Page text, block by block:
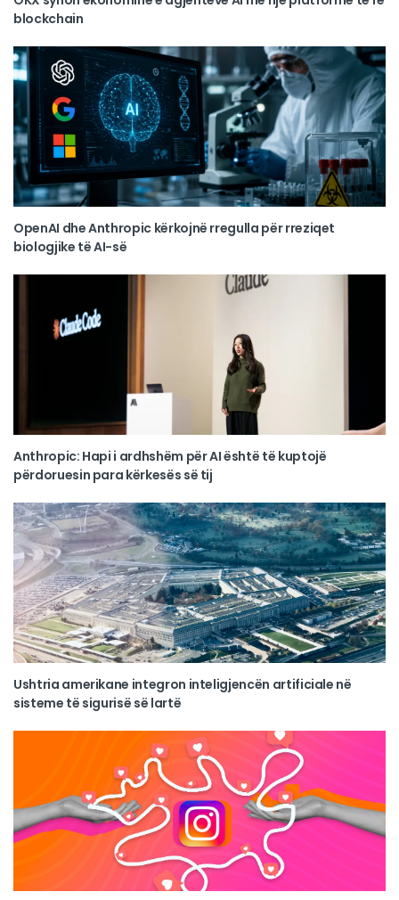
blockchain
OpenAI dhe Anthropic kërkojnë rregulla për rreziqet
biologjike të AI-së
Anthropic: Hapi i ardhshëm për AI është të kuptojë
përdoruesin para kërkesës së tij
Ushtria amerikane integron inteligjencën artificiale në
sisteme të sigurisë së lartë